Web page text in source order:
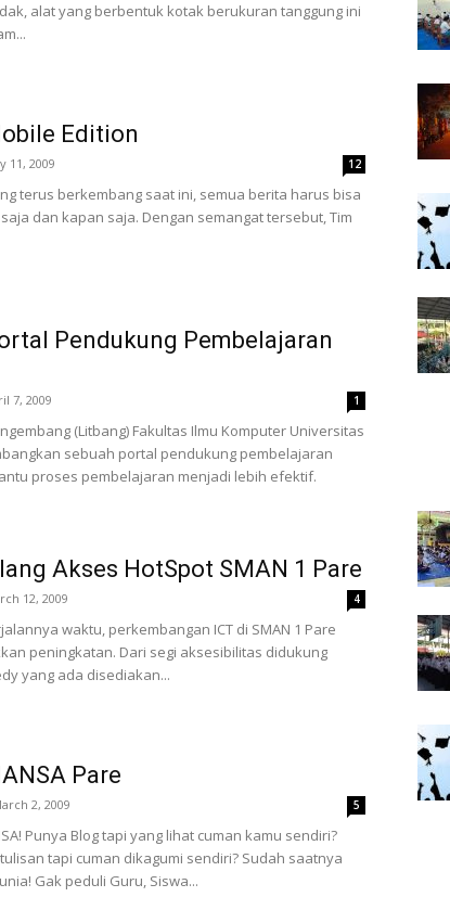
alat yang berbentuk kotak berukuran tanggung ini
Edition
11, 2009 12
terus berkembang saat ini, semua berita harus bisa
dan kapan saja. Dengan semangat tersebut, Tim
Pendukung Pembelajaran
7, 2009 1
(Litbang) Fakultas Ilmu Komputer Universitas
sebuah portal pendukung pembelajaran
proses pembelajaran menjadi lebih efektif.
Akses HotSpot SMAN 1 Pare
12, 2009 4
waktu, perkembangan ICT di SMAN 1 Pare
peningkatan. Dari segi aksesibilitas didukung
yang ada disediakan...
Pare
2, 2009 5
Punya Blog tapi yang lihat cuman kamu sendiri?
tapi cuman dikagumi sendiri? Sudah saatnya
Gak peduli Guru, Siswa...